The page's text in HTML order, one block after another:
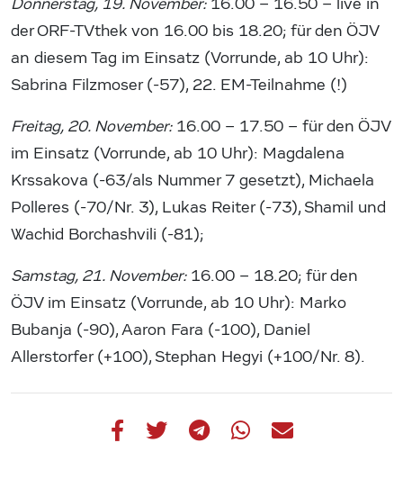
Donnerstag, 19. November:16.00 – 16.50 – live in
der ORF-TVthek von 16.00 bis 18.20; für den ÖJV
an diesem Tag im Einsatz (Vorrunde, ab 10 Uhr):
Sabrina Filzmoser (-57), 22. EM-Teilnahme (!)
Freitag, 20. November:16.00 – 17.50 – für den ÖJV
im Einsatz (Vorrunde, ab 10 Uhr): Magdalena
Krssakova (-63/als Nummer 7 gesetzt), Michaela
Polleres (-70/Nr. 3), Lukas Reiter (-73), Shamil und
Wachid Borchashvili (-81);
Samstag, 21. November:16.00 – 18.20; für den
ÖJV im Einsatz (Vorrunde, ab 10 Uhr): Marko
Bubanja (-90), Aaron Fara (-100), Daniel
Allerstorfer (+100), Stephan Hegyi (+100/Nr. 8).